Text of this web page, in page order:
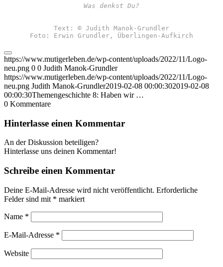
Was denkst Du?
Text: © Judith Manok-Grundler
Foto: Erwin Grundler, Überlingen-Aufkirch
https://www.mutigerleben.de/wp-content/uploads/2022/11/Logo-
neu.png 0 0 Judith Manok-Grundler
https://www.mutigerleben.de/wp-content/uploads/2022/11/Logo-
neu.png Judith Manok-Grundler2019-02-08 00:00:302019-02-08
00:00:30Themengeschichte 8: Haben wir …
0 Kommentare
Hinterlasse einen Kommentar
An der Diskussion beteiligen?
Hinterlasse uns deinen Kommentar!
Schreibe einen Kommentar
Deine E-Mail-Adresse wird nicht veröffentlicht. Erforderliche
Felder sind mit * markiert
Name *
E-Mail-Adresse *
Website